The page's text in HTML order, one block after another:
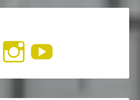
VerVer
perfil